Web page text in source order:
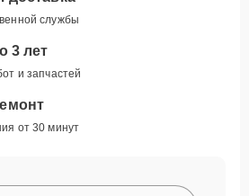
службы
3 лет
и запчастей
от 30 минут